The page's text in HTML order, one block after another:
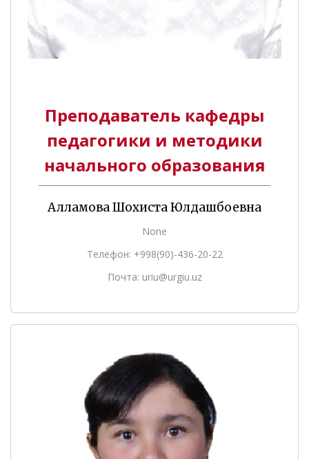
Преподаватель кафедры
педагогики и методики
начального образования
Алламова Шохиста Юлдашбоевна
None
Телефон: +998(90)-436-20-22
Почта: uriu@urgiu.uz